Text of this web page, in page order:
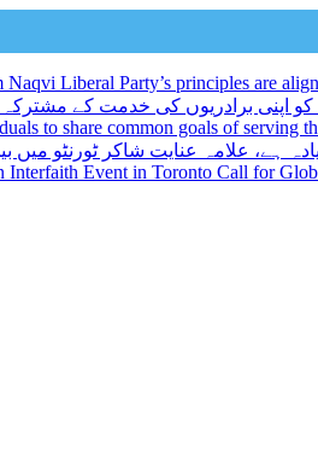
Liberal Party’s principles are
to share common goals of serving
ہے، علامہ عنایت شاکر ٹورنٹو میں
Interfaith Event in Toronto Call for